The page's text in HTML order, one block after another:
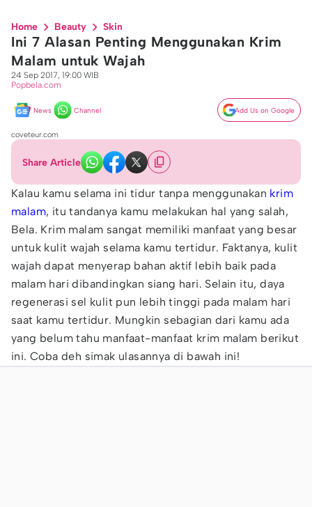
Home Beauty Skin
Ini 7 Alasan Penting Menggunakan Krim
Malam untuk Wajah
24 Sep 2017, 19:00 WIB
Popbela.com
News Channel Add Us on Google
coveteur.com
Share Article
Kalau kamu selama ini tidur tanpa menggunakan krim
malam, itu tandanya kamu melakukan hal yang salah,
Bela. Krim malam sangat memiliki manfaat yang besar
untuk kulit wajah selama kamu tertidur. Faktanya, kulit
wajah dapat menyerap bahan aktif lebih baik pada
malam hari dibandingkan siang hari. Selain itu, daya
regenerasi sel kulit pun lebih tinggi pada malam hari
saat kamu tertidur. Mungkin sebagian dari kamu ada
yang belum tahu manfaat-manfaat krim malam berikut
ini. Coba deh simak ulasannya di bawah ini!